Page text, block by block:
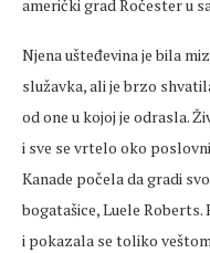
američki grad Ročester u
Njena ušteđevina je bila
služavka, ali je brzo
od one u kojoj je odrasla.
i sve se vrtelo oko
Kanade počela da gradi
bogatašice, Luele
i pokazala se toliko